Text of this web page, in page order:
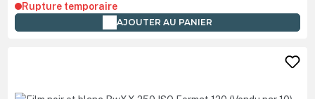
Rupture temporaire
AJOUTER AU PANIER